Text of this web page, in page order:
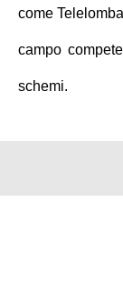
come
campo
schemi.